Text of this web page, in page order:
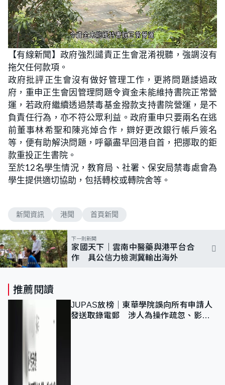
U
n
m
t
e
L
o
a
d
:
5
0
.
0
0
%
【有線新聞】政府強烈譴責正生會混淆視聽，強調沒有
拖欠任何款項。
政府批評正生會沒有做好管理工作，更將問題諉過政
府，重申正生會因管理問題令資金未能維持書院正常營
運，若政府繼續透過禁毒基金撥款支持書院營運，是不
負責任行為，亦不符公眾利益。政府重申只要兩名在逃
前董事林希聖和陳兆焯合作，辧好更改銀行帳戶簽名
等，便有助解決問題，呼籲盡早回港自首，把挪取的鉅
款重投正生書院。
至於12名學生情況，教育局、社署、保安局禁毒處會為
學生提供適切協助，包括轉校或轉院舍等。
新聞資訊 港聞 首頁新聞
下一則新聞
家國天下｜雲南中醫藥與港平台合
作 具公信力檢測冀輸出海外
推薦閱讀
JUPAS放榜｜東華學院誤向所有申請人
發送取錄電郵 涉人為操作疏忽、影響